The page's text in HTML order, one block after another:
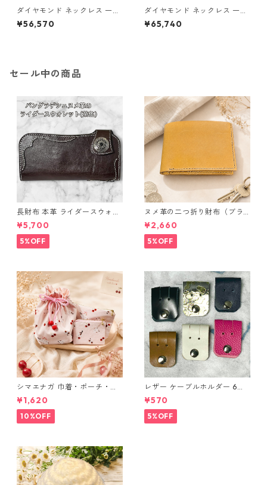
ダイヤモンド ネックレス 一粒
0.014ct プラチナ Pt900 四
葉 クローバーモチーフ ペンダ
¥56,570
ダイヤモンド ネックレス 一粒
K18 イエローゴールド 鍵 キー
モチーフ ペンダント 鑑別カー
¥65,740
セール中の商品
長財布 本革 ライダースウォレ
ット 国産 ヌメ革 ブラウン バ
ングラデシュ l175 レザー 革財
布 ハンドメイド 経年変化
¥5,700
5%OFF
ヌメ革の二つ折り財布（ブラ
ウン系）
¥2,660
5%OFF
シマエナガ 巾着・ポーチ・ミ
ニポーチ(カード収納にも) ３
点セット さくらんぼ柄×淡いピ
ンク
¥1,620
10%OFF
レザー ケーブルホルダー 6個
セット
¥570
5%OFF